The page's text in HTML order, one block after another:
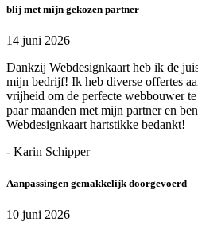
blij met mijn gekozen partner
14 juni 2026
Dankzij Webdesignkaart heb ik de
mijn bedrijf! Ik heb diverse offertes
vrijheid om de perfecte webbouwer
paar maanden met mijn partner en
Webdesignkaart hartstikke bedankt!
- Karin Schipper
Aanpassingen gemakkelijk doorgevoerd
10 juni 2026